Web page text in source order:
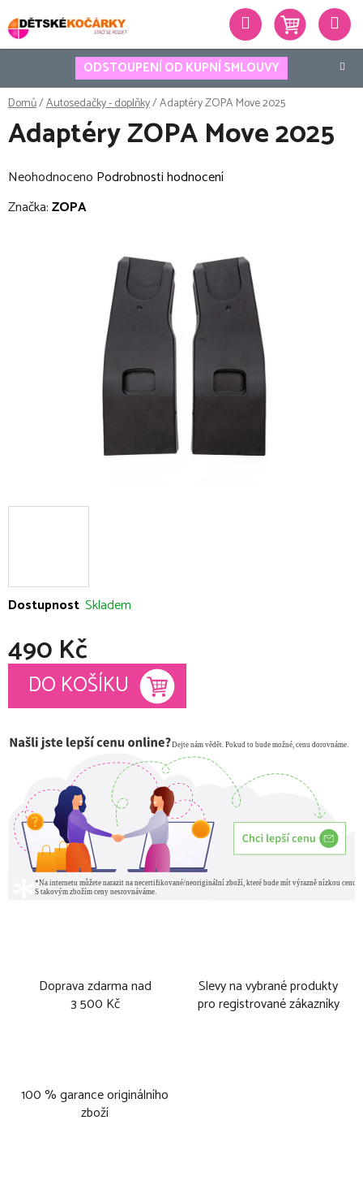
na
obsah
ODSTOUPENÍ OD KUPNÍ SMLOUVY
Hledat
Domů/Autosedačky - doplňky/Adaptéry ZOPA Move 2025
Dostupnost Skladem
490 Kč
Měrná cena:
DO KOŠÍKU
Doprava zdarma nad
3 500 Kč
Slevy na vybrané produkty
pro registrované zákazníky
100 % garance originálního
zboží
Adaptéry ZOPA Move 2025
Průměrné
hodnocení
Neohodnoceno Podrobnosti hodnocení
Značka:ZOPA